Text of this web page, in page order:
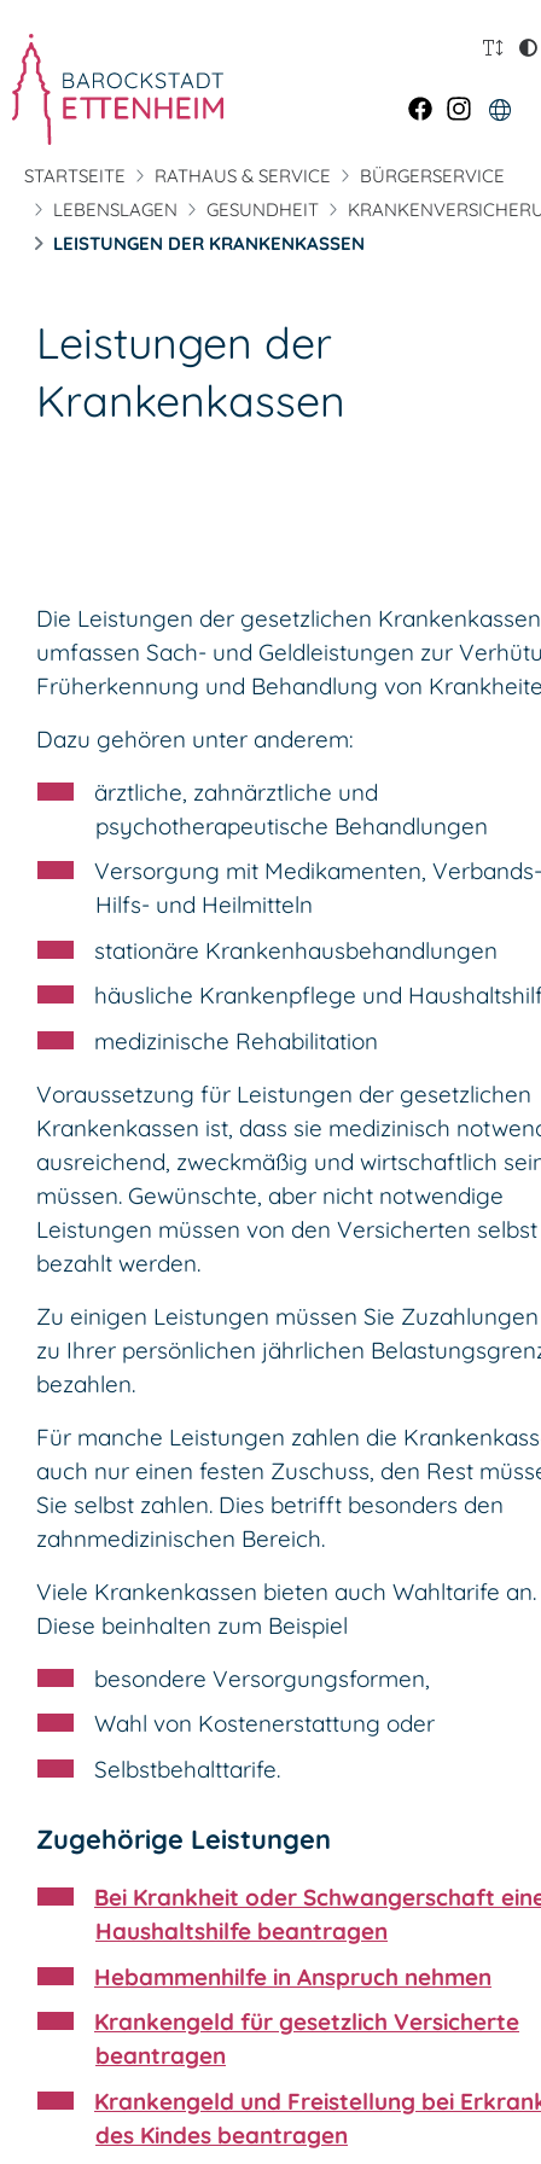
STARTSEITE RATHAUS & SERVICE
BÜRGERSERVICE
LEBENSLAGEN
GESUNDHEIT
LEISTUNGEN DER KRANKENKASSEN
Leistungen der
Krankenkassen
Die Leistungen der gesetzlichen Krankenkassen
umfassen Sach- und Geldleistungen zur
Früherkennung und Behandlung von
Dazu gehören unter anderem:
ärztliche, zahnärztliche und
psychotherapeutische Behandlungen
Versorgung mit Medikamenten,
Hilfs- und Heilmitteln
stationäre Krankenhausbehandlungen
häusliche Krankenpflege und
medizinische Rehabilitation
Voraussetzung für Leistungen der gesetzlichen
Krankenkassen ist, dass sie medizinisch
ausreichend, zweckmäßig und wirtschaftlich
müssen. Gewünschte, aber nicht notwendige
Leistungen müssen von den Versicherten selbst
bezahlt werden.
Zu einigen Leistungen müssen Sie
zu Ihrer persönlichen jährlichen
bezahlen.
Für manche Leistungen zahlen die
auch nur einen festen Zuschuss, den Rest
Sie selbst zahlen. Dies betrifft besonders den
zahnmedizinischen Bereich.
Viele Krankenkassen bieten auch Wahltarife an.
Diese beinhalten zum Beispiel
besondere Versorgungsformen,
Wahl von Kostenerstattung oder
Selbstbehalttarife.
Zugehörige Leistungen
Bei Krankheit oder Schwangerschaft
Haushaltshilfe beantragen
Hebammenhilfe in Anspruch nehmen
Krankengeld für gesetzlich Versicherte
beantragen
Krankengeld und Freistellung bei
des Kindes beantragen